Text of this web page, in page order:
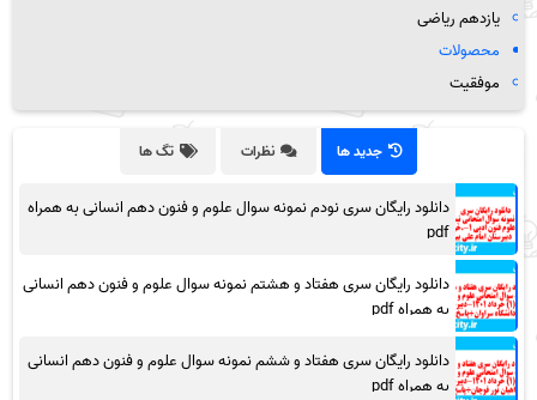
یازدهم ریاضی
محصولات
موفقیت
جدید ها نظرات تگ ها
دانلود رایگان سری نودم نمونه سوال علوم و فنون دهم انسانی به همراه
pdf
دانلود رایگان سری هفتاد و هشتم نمونه سوال علوم و فنون دهم انسانی
به همراه pdf
دانلود رایگان سری هفتاد و ششم نمونه سوال علوم و فنون دهم انسانی
به همراه pdf